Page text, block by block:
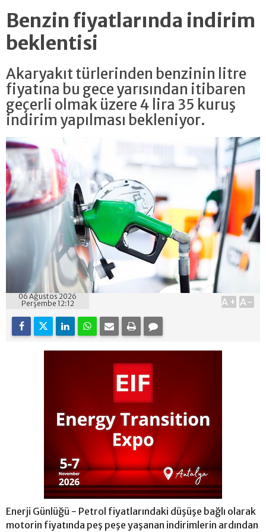
Benzin fiyatlarında indirim
beklentisi
Akaryakıt türlerinden benzinin litre
fiyatına bu gece yarısından itibaren
geçerli olmak üzere 4 lira 35 kuruş
indirim yapılması bekleniyor.
06 Ağustos 2026
Perşembe 12:12
A+ A-
Enerji Günlüğü - Petrol fiyatlarındaki düşüşe bağlı olarak
motorin fiyatında peş peşe yaşanan indirimlerin ardından